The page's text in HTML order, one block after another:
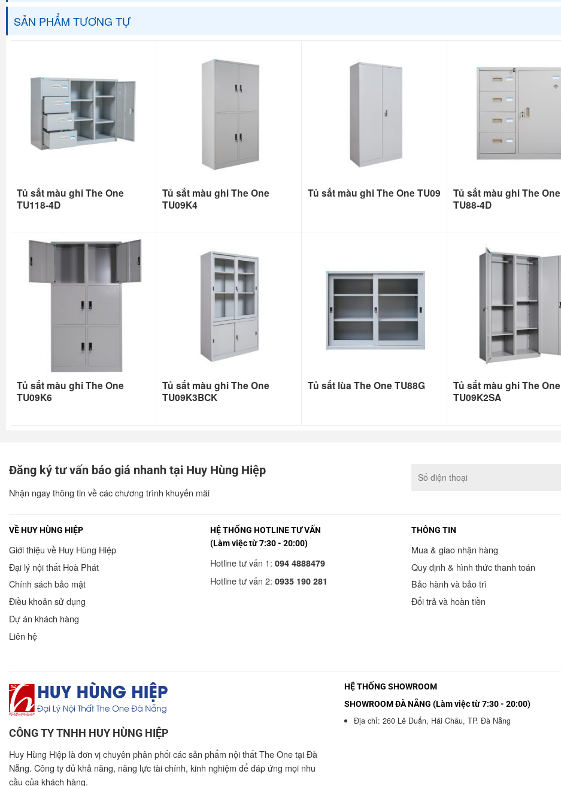
SẢN PHẨM TƯƠNG TỰ
Tủ sắt màu ghi The One
TU118-4D
Tủ sắt màu ghi The One
TU09K4
Tủ sắt màu ghi The One TU09
Tủ sắt màu ghi The One
TU88-4D
Tủ sắt màu ghi The One
TU09K6
Tủ sắt màu ghi The One
TU09K3BCK
Tủ sắt lùa The One TU88G
Tủ sắt màu ghi The One
TU09K2SA
Đăng ký tư vấn báo giá nhanh tại Huy Hùng Hiệp
Nhận ngay thông tin về các chương trình khuyến mãi
VỀ HUY HÙNG HIỆP
Giới thiệu về Huy Hùng Hiệp
Đại lý nội thất Hoà Phát
Chính sách bảo mật
Điều khoản sử dụng
Dự án khách hàng
Liên hệ
HỆ THỐNG HOTLINE TƯ VẤN
(Làm việc từ 7:30 - 20:00)
Hotline tư vấn 1: 094 4888479
Hotline tư vấn 2: 0935 190 281
THÔNG TIN
Mua & giao nhận hàng
Quy định & hình thức thanh toán
Bảo hành và bảo trì
Đổi trả và hoàn tiền
CÔNG TY TNHH HUY HÙNG HIỆP
Huy Hùng Hiệp là đơn vị chuyên phân phối các sản phẩm nội thất The One tại Đà
Nẵng. Công ty đủ khả năng, năng lực tài chính, kinh nghiệm để đáp ứng mọi nhu
cầu của khách hàng.
HỆ THỐNG SHOWROOM
SHOWROOM ĐÀ NẴNG (Làm việc từ 7:30 - 20:00)
Địa chỉ: 260 Lê Duẩn, Hải Châu, TP. Đà Nẵng